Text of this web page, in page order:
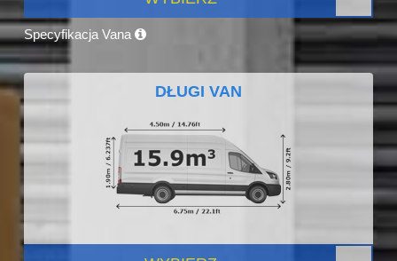
Specyfikacja Vana
DŁUGI VAN